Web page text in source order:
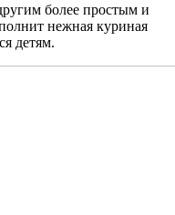
более простым и
нежная куриная
детям.